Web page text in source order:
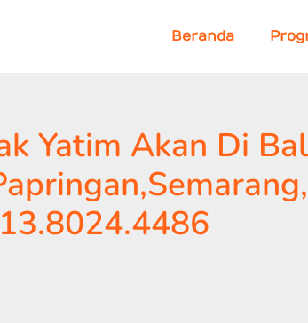
Beranda
Yatim Akan Di